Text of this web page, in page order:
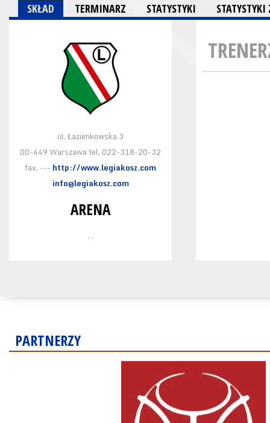
SKŁAD TERMINARZ STATYSTYKI
ul. Łazienkowska 3
00-449 Warszawa tel. 022-318-20-32
fax. --- http://www.legiakosz.com
info@legiakosz.com
ARENA
, ,
PARTNERZY